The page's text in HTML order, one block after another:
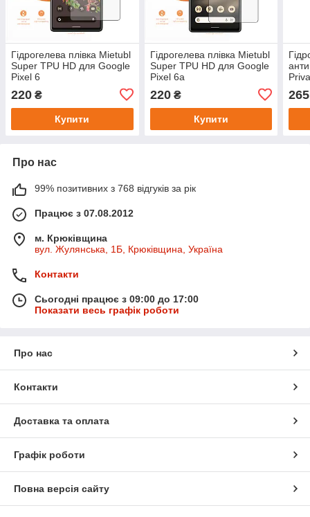
Гідрогелева плівка Mietubl
Super TPU HD для Google
Pixel 6
220 ₴
Купити
Гідрогелева плівка Mietubl
Super TPU HD для Google
Pixel 6a
220₴
Купити
265
Про нас
99% позитивних з 768 відгуків за рік
Працює з 07.08.2012
м. Крюківщина
вул. Жулянська, 1Б, Крюківщина, Україна
Контакти
Сьогодні працює з 09:00 до 17:00
Показати весь графік роботи
Про нас
Контакти
Доставка та оплата
Графік роботи
Повна версія сайту